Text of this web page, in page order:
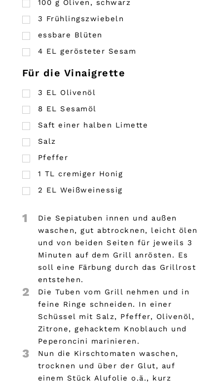
100 g Oliven, schwarz
3 Frühlingszwiebeln
essbare Blüten
4 EL gerösteter Sesam
Für die Vinaigrette
3 EL Olivenöl
8 EL Sesamöl
Saft einer halben Limette
Salz
Pfeffer
1 TL cremiger Honig
2 EL Weißweinessig
1
Die Sepiatuben innen und außen
waschen, gut abtrocknen, leicht ölen
und von beiden Seiten für jeweils 3
Minuten auf dem Grill anrösten. Es
soll eine Färbung durch das Grillrost
entstehen.
2
Die Tuben vom Grill nehmen und in
feine Ringe schneiden. In einer
Schüssel mit Salz, Pfeffer, Olivenöl,
Zitrone, gehacktem Knoblauch und
Peperoncini marinieren.
3
Nun die Kirschtomaten waschen,
trocknen und über der Glut, auf
einem Stück Alufolie o.ä., kurz